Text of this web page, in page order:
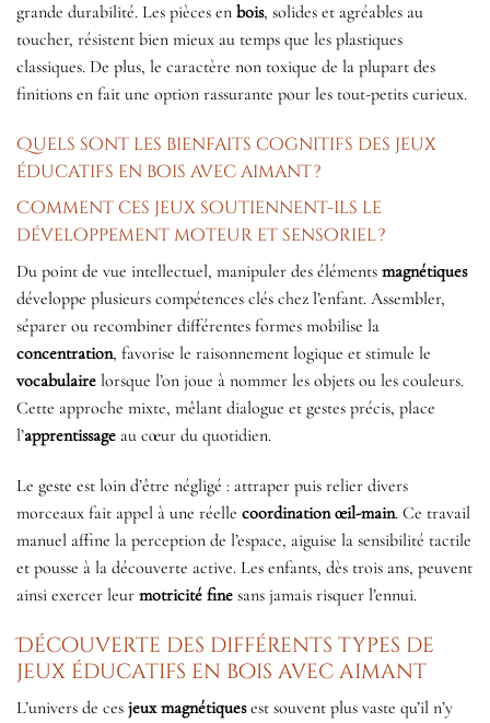
grande durabilité. Les pièces en bois, solides et agréables au
toucher, résistent bien mieux au temps que les plastiques
classiques. De plus, le caractère non toxique de la plupart des
finitions en fait une option rassurante pour les tout-petits curieux.
Quels sont les bienfaits cognitifs des jeux
éducatifs en bois avec aimant ?
Comment ces jeux soutiennent-ils le
développement moteur et sensoriel ?
Du point de vue intellectuel, manipuler des éléments magnétiques
développe plusieurs compétences clés chez l’enfant. Assembler,
séparer ou recombiner différentes formes mobilise la
concentration, favorise le raisonnement logique et stimule le
vocabulaire lorsque l’on joue à nommer les objets ou les couleurs.
Cette approche mixte, mêlant dialogue et gestes précis, place
l’apprentissage au cœur du quotidien.
Le geste est loin d’être négligé : attraper puis relier divers
morceaux fait appel à une réelle coordination œil-main. Ce travail
manuel affine la perception de l’espace, aiguise la sensibilité tactile
et pousse à la découverte active. Les enfants, dès trois ans, peuvent
ainsi exercer leur motricité fine sans jamais risquer l’ennui.
Découverte des différents types de
jeux éducatifs en bois avec aimant
L’univers de ces jeux magnétiquesest souvent plus vaste qu’il n’y